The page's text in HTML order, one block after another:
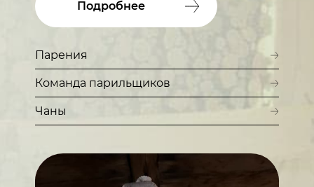
Подробнее
Парения
Команда парильщиков
Чаны